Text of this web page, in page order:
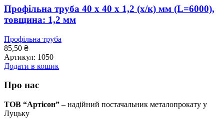
Профільна труба 40 x 40 x 1,2 (х/к) мм (L=6000),
товщина: 1,2 мм
Профільна труба
85,50 ₴
Артикул: 1050
Додати в кошик
Про нас
ТОВ “Артісон” – надійний постачальник металопрокату у
Луцьку